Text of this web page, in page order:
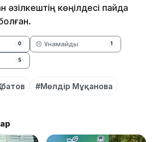
әзілкештің көңілдесі пайда
0 😞 Ұнамайды 1
5
#Мөлдір Мұқанова